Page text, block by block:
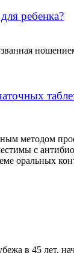
ребенка?
методом
с
оральных
в 45 лет,